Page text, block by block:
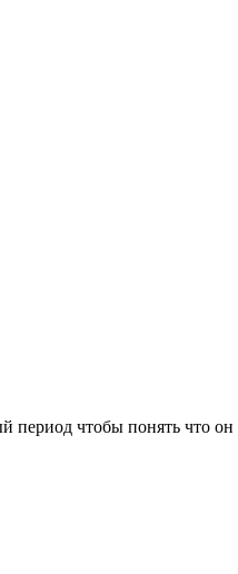
период чтобы понять что